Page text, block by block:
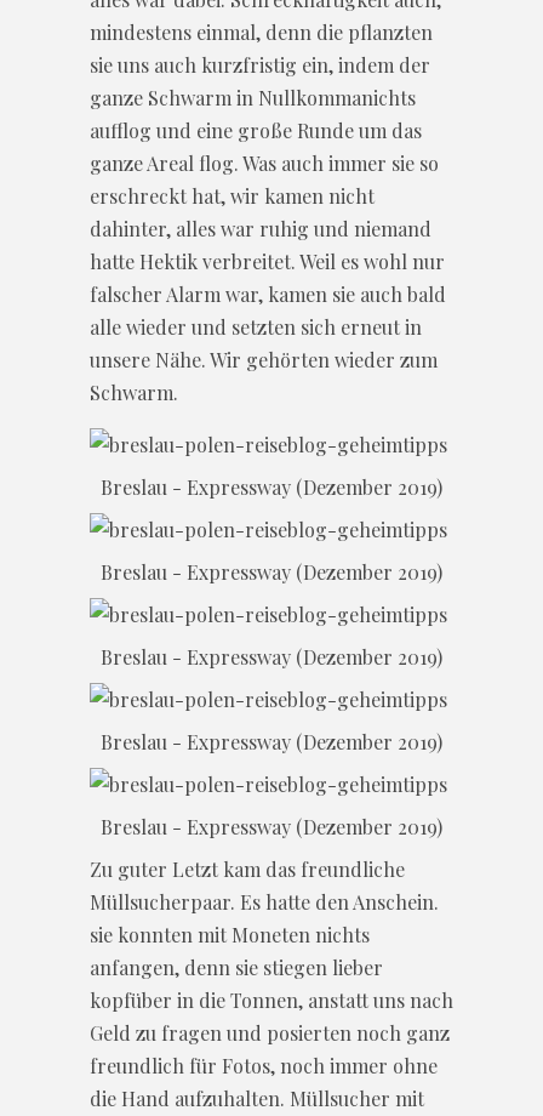
mindestens einmal, denn die pflanzten
sie uns auch kurzfristig ein, indem der
ganze Schwarm in Nullkommanichts
aufflog und eine große Runde um das
ganze Areal flog. Was auch immer sie so
erschreckt hat, wir kamen nicht
dahinter, alles war ruhig und niemand
hatte Hektik verbreitet. Weil es wohl nur
falscher Alarm war, kamen sie auch bald
alle wieder und setzten sich erneut in
unsere Nähe. Wir gehörten wieder zum
Schwarm.
Breslau - Expressway (Dezember 2019)
Breslau - Expressway (Dezember 2019)
Breslau - Expressway (Dezember 2019)
Breslau - Expressway (Dezember 2019)
Breslau - Expressway (Dezember 2019)
Zu guter Letzt kam das freundliche
Müllsucherpaar. Es hatte den Anschein.
sie konnten mit Moneten nichts
anfangen, denn sie stiegen lieber
kopfüber in die Tonnen, anstatt uns nach
Geld zu fragen und posierten noch ganz
freundlich für Fotos, noch immer ohne
die Hand aufzuhalten. Müllsucher mit